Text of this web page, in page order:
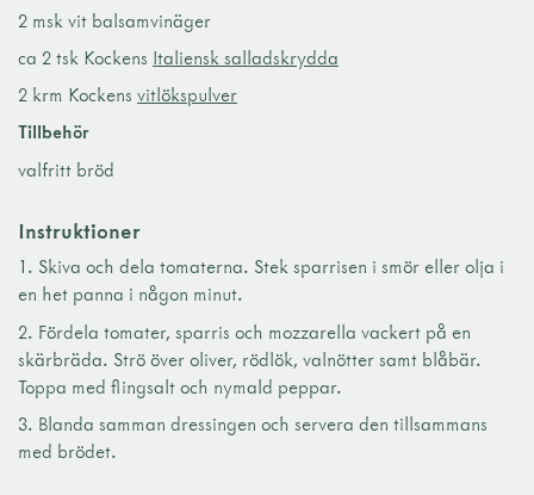
2 msk vit balsamvinäger
ca 2 tsk Kockens Italiensk salladskrydda
2 krm Kockens vitlökspulver
Tillbehör
valfritt bröd
Instruktioner
Skiva och dela tomaterna. Stek sparrisen i smör eller olja i
en het panna i någon minut.
Fördela tomater, sparris och mozzarella vackert på en
skärbräda. Strö över oliver, rödlök, valnötter samt blåbär.
Toppa med flingsalt och nymald peppar.
Blanda samman dressingen och servera den tillsammans
med brödet.